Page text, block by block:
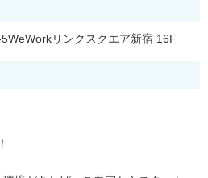
自のイベントを多数開催！
ジョン掲載
TGC）のランウェイ出場権
プするチャンス！
リンクスクエア新宿 16F